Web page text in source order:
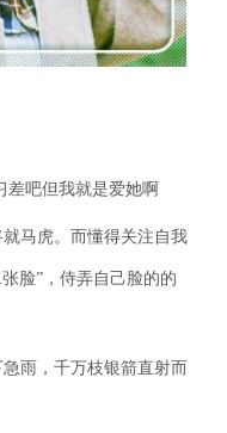
差吧但我就是爱她啊
马虎。而懂得关注自我
脸”，侍弄自己脸的的
雨，千万枝银箭直射而